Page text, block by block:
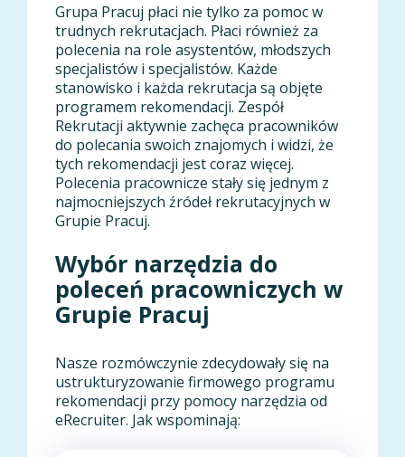
Grupa Pracuj płaci nie tylko za pomoc w
trudnych rekrutacjach. Płaci również za
polecenia na role asystentów, młodszych
specjalistów i specjalistów. Każde
stanowisko i każda rekrutacja są objęte
programem rekomendacji. Zespół
Rekrutacji aktywnie zachęca pracowników
do polecania swoich znajomych i widzi, że
tych rekomendacji jest coraz więcej.
Polecenia pracownicze stały się jednym z
najmocniejszych źródeł rekrutacyjnych w
Grupie Pracuj.
Wybór narzędzia do
poleceń pracowniczych w
Grupie Pracuj
Nasze rozmówczynie zdecydowały się na
ustrukturyzowanie firmowego programu
rekomendacji przy pomocy narzędzia od
eRecruiter. Jak wspominają: